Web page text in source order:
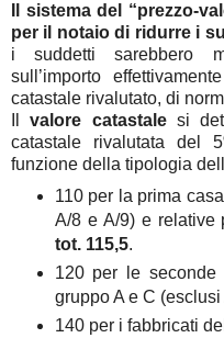
Il sistema del “prezzo-
per il notaio di ridurre i
i suddetti sarebbero
sull’importo
catastale rivalutato, di
Ilvalore catastalesi
catastale rivalutata del
funzione della tipologia
110 per la prima
A/8 e A/9) e relative
tot. 115,5.
120 per le
gruppo A e C
140 per i fabbricati